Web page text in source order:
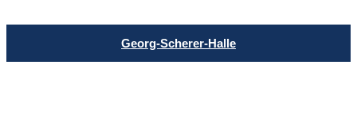
Georg-Scherer-Halle